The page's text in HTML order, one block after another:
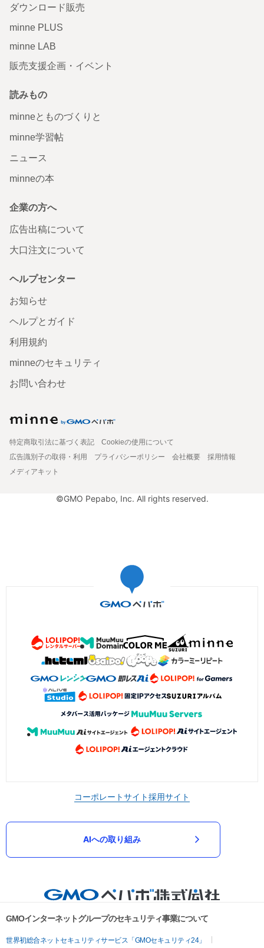
ダウンロード販売
minne PLUS
minne LAB
販売支援企画・イベント
読みもの
minneとものづくりと
minne学習帖
ニュース
minneの本
企業の方へ
広告出稿について
大口注文について
ヘルプセンター
お知らせ
ヘルプとガイド
利用規約
minneのセキュリティ
お問い合わせ
特定商取引法に基づく表記
Cookieの使用について
広告識別子の取得・利用
プライバシーポリシー 会社概要
採用情報
メディアキット
©GMO Pepabo, Inc. All rights reserved.
コーポレートサイト採用サイト
AIへの取り組み
GMOインターネットグループのセキュリティ事業について
世界初総合ネットセキュリティサービス「GMOセキュリティ24」